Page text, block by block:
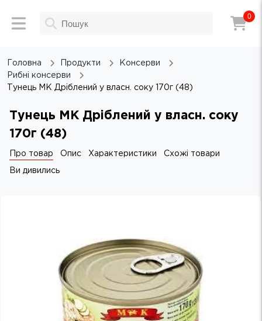
0
Головна Продукти
Консерви
Рибні консерви
Тунець МК Дріблений у власн. соку 170г (48)
Тунець МК Дріблений у власн. соку
170г (48)
Про товар Опис Характеристики Схожі товари
Ви дивились